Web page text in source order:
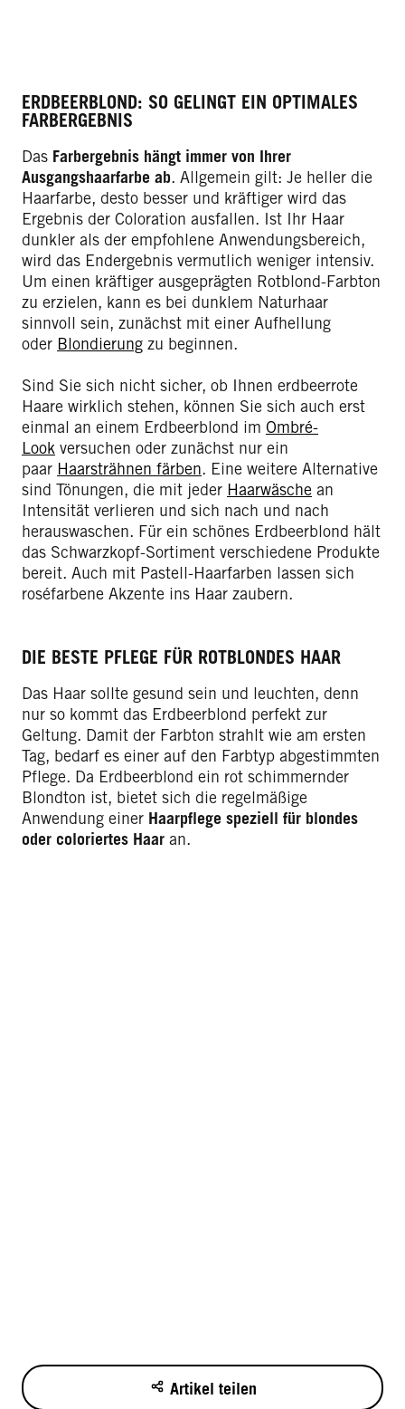
ERDBEERBLOND: SO GELINGT EIN OPTIMALES
FARBERGEBNIS
Das Farbergebnis hängt immer von Ihrer
Ausgangshaarfarbe ab. Allgemein gilt: Je heller die
Haarfarbe, desto besser und kräftiger wird das
Ergebnis der Coloration ausfallen. Ist Ihr Haar
dunkler als der empfohlene Anwendungsbereich,
wird das Endergebnis vermutlich weniger intensiv.
Um einen kräftiger ausgeprägten Rotblond-Farbton
zu erzielen, kann es bei dunklem Naturhaar
sinnvoll sein, zunächst mit einer Aufhellung
oder Blondierung zu beginnen.
Sind Sie sich nicht sicher, ob Ihnen erdbeerrote
Haare wirklich stehen, können Sie sich auch erst
einmal an einem Erdbeerblond im Ombré-
Look versuchen oder zunächst nur ein
paar Haarsträhnen färben. Eine weitere Alternative
sind Tönungen, die mit jeder Haarwäsche an
Intensität verlieren und sich nach und nach
herauswaschen. Für ein schönes Erdbeerblond hält
das Schwarzkopf-Sortiment verschiedene Produkte
bereit. Auch mit Pastell-Haarfarben lassen sich
roséfarbene Akzente ins Haar zaubern.
DIE BESTE PFLEGE FÜR ROTBLONDES HAAR
Das Haar sollte gesund sein und leuchten, denn
nur so kommt das Erdbeerblond perfekt zur
Geltung. Damit der Farbton strahlt wie am ersten
Tag, bedarf es einer auf den Farbtyp abgestimmten
Pflege. Da Erdbeerblond ein rot schimmernder
Blondton ist, bietet sich die regelmäßige
Anwendung einer Haarpflege speziell für blondes
oder coloriertes Haar an.
Artikel teilen